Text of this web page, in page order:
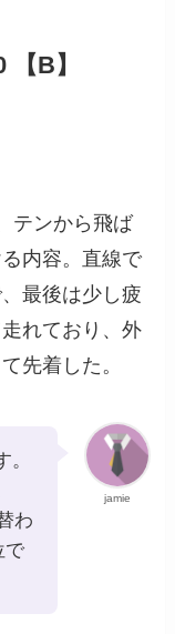
】
テンから飛ば
内容。直線で
最後は少し疲
れており、外
先着した。
jamie
わ
で